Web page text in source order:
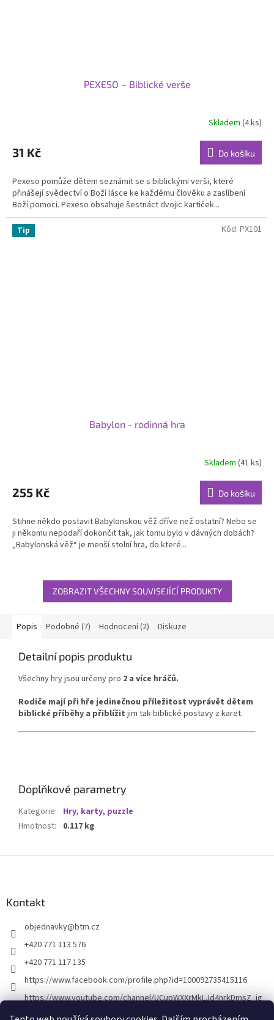
PEXESO – Biblické verše
produktu
je
z
5
hvězdiček.
Skladem(4 ks)
31 Kč Do košíku
Pexeso pomůže dětem seznámit se s biblickými verši, které
přinášejí svědectví o Boží lásce ke každému člověku a zaslíbení
Boží pomoci. Pexeso obsahuje šestnáct dvojic kartiček...
Tip
Babylon - rodinná hra
produktu
je
z
5
hvězdiček.
Skladem(41 ks)
255 Kč Do košíku
Stihne někdo postavit Babylonskou věž dříve než ostatní? Nebo se
ji někomu nepodaří dokončit tak, jak tomu bylo v dávných dobách?
„Babylonská věž“ je menší stolní hra, do které...
Kód: PX101
ZOBRAZIT VŠECHNY SOUVISEJÍCÍ PRODUKTY
Popis Podobné (7) Hodnocení (2) Diskuze
Detailní popis produktu
Všechny hry jsou určeny pro 2 a více hráčů.
Rodiče mají při hře jedinečnou příležitost vyprávět dětem
biblické příběhy a přiblížit jim tak biblické postavy z karet.
Doplňkové parametry
Kategorie: Hry, karty, puzzle
Hmotnost: 0.117 kg
Kontakt
objednavky@btm.cz
+420 771 113 576
+420 771 117 135
https://www.facebook.com/profile.php?id=100092735415116
https://www.youtube.com/channel/UCupWXXrMkLJd4nrkDmsZ_ig